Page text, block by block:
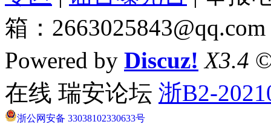
箱：2663025843@qq.com
Powered by Discuz! X3.4
在线 瑞安论坛 浙B2-
浙公网安备 33038102330633号